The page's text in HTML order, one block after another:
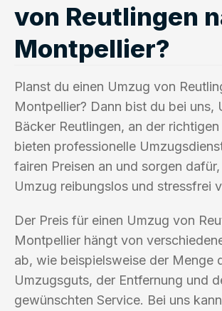
von Reutlingen
Montpellier?
Planst du einen Umzug von
Montpellier? Dann bist du bei uns,
Bäcker Reutlingen, an der
bieten professionelle
fairen Preisen an und sorgen
Umzug reibungslos und stressfrei
Der Preis für einen Umzug von
Montpellier hängt von
ab, wie beispielsweise der Menge
Umzugsguts, der Entfernung und
gewünschten Service. Bei uns